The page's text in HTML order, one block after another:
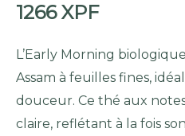
1266XPF
L’Early Morning
Assam à feuilles fines,
douceur. Ce thé aux
claire, reflétant à la fois